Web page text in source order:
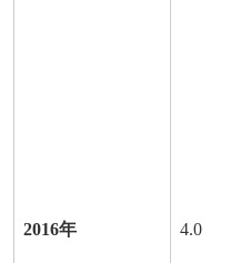
2016年 4.0